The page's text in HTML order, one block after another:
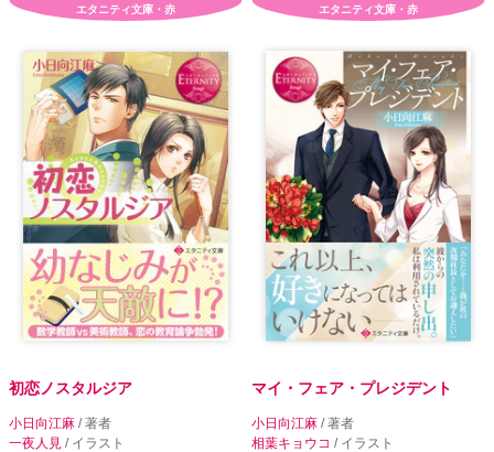
エタニティ文庫・赤
初恋ノスタルジア
小日向江麻 / 著者
一夜人見 / イラスト
エタニティ文庫・赤
マイ・フェア・プレジデント
小日向江麻 / 著者
相葉キョウコ / イラスト